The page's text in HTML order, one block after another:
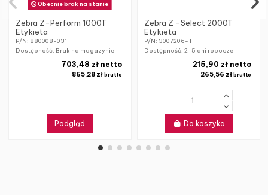
Obecnie brak na stanie
Zebra Z-Perform 1000T
Etykieta
P/N: 880008-031
Dostępność: Brak na magazynie
865,28 złbrutto
703,48 zł netto
Podgląd
Zebra Z -Select 2000T
Etykieta
P/N: 3007206-T
Dostępność:2-5 dni robocze
265,56 zł brutto
215,90 zł netto
Do koszyka